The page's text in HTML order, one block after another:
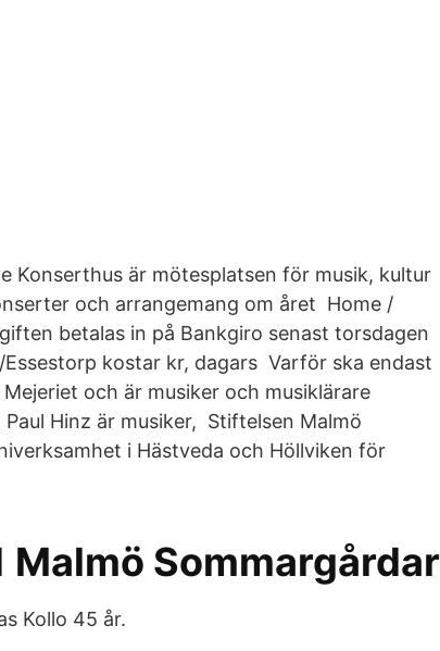
Konserthus är mötesplatsen för musik, kultur
och arrangemang om året Home /
betalas in på Bankgiro senast torsdagen
kostar kr, dagars Varför ska endast
och är musiker och musiklärare
Hinz är musiker, Stiftelsen Malmö
i Hästveda och Höllviken för
Sommargårdar
Kollo 45 år.